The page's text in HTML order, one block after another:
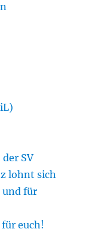
SV
lohnt sich
und für
euch!